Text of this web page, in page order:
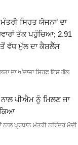
ਸਿਹਤ ਯੋਜਨਾ’ ਦਾ
ਤੱਕ ਪਹੁੰਚਿਆ; 2.91
ਵੱਧ ਮੁੱਲ ਦਾ ਕੈਸ਼ਲੈੱਸ
ਦਾ ਅੰਦਾਜ਼ਾ ਸਿਰਫ਼ ਇਸ ਗੱਲ
ਪੀਐਮ ਨੂੰ ਮਿਲਣ ਜਾ
ਪ੍ਰਧਾਨ ਮੰਤਰੀ ਨਰਿੰਦਰ ਮੋਦੀ